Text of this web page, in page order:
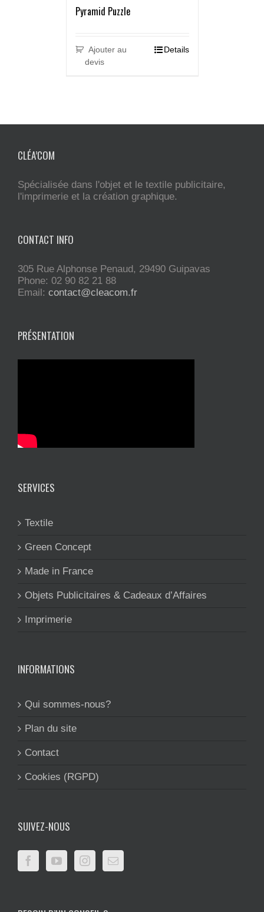
Pyramid Puzzle
Ajouter au
devis
Details
CLÉA’COM
Spécialisée dans l'objet et le textile publicitaire,
l'imprimerie et la création graphique.
CONTACT INFO
305 Rue Alphonse Penaud, 29490 Guipavas
Phone: 02 90 82 21 88
Email: contact@cleacom.fr
PRÉSENTATION
SERVICES
Textile
Green Concept
Made in France
Objets Publicitaires & Cadeaux d’Affaires
Imprimerie
INFORMATIONS
Qui sommes-nous?
Plan du site
Contact
Cookies (RGPD)
SUIVEZ-NOUS